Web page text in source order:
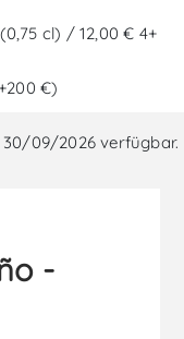
cl) / 12,00 € 4+
€)
09/2026 verfügbar.
-